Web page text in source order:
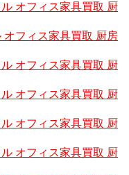
オフィス家具買取 厨
フィス家具買取 厨房
オフィス家具買取 厨
オフィス家具買取 厨
オフィス家具買取 厨
オフィス家具買取 厨